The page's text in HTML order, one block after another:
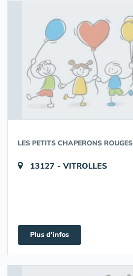
LES PETITS CHAPERONS ROUGES
13127 - VITROLLES
Plus d'infos